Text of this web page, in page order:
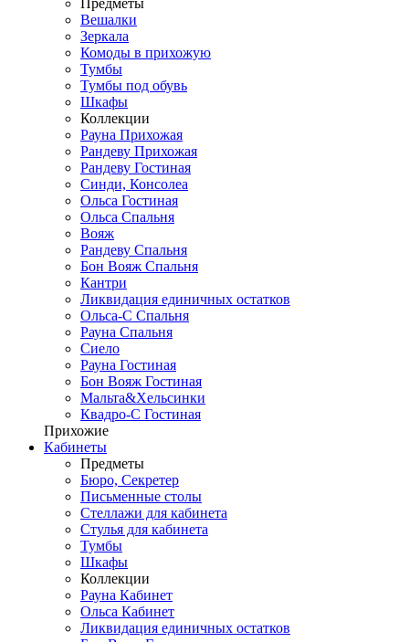
Предметы
Вешалки
Зеркала
Комоды в прихожую
Тумбы
Тумбы под обувь
Шкафы
Коллекции
Рауна Прихожая
Рандеву Прихожая
Рандеву Гостиная
Синди, Консолеа
Ольса Гостиная
Ольса Спальня
Вояж
Рандеву Спальня
Бон Вояж Спальня
Кантри
Ликвидация единичных остатков
Ольса-С Спальня
Рауна Спальня
Сиело
Рауна Гостиная
Бон Вояж Гостиная
Мальта&Хельсинки
Квадро-С Гостиная
Прихожие
Кабинеты
Предметы
Бюро, Секретер
Письменные столы
Стеллажи для кабинета
Стулья для кабинета
Тумбы
Шкафы
Коллекции
Рауна Кабинет
Ольса Кабинет
Ликвидация единичных остатков